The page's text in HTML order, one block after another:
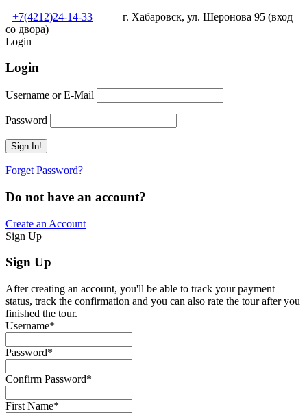
+7(4212)24-14-33
г. Хабаровск, ул. Шеронова 95 (вход
со двора)
Login
Login
Username or E-Mail
Password
Forget Password?
Do not have an account?
Create an Account
Sign Up
Sign Up
After creating an account, you'll be able to track your payment
status, track the confirmation and you can also rate the tour after you
finished the tour.
Username*
Password*
Confirm Password*
First Name*